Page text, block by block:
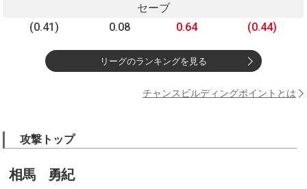
セーブ
(0.41)
0.08 0.64 (0.44)
リーグのランキングを見る
チャンスビルディングポイントとは
攻撃トップ
相馬 勇紀